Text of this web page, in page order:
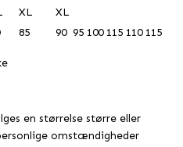
XL
XL
85 90 95 100 115 110 115
en størrelse større eller
omstændigheder